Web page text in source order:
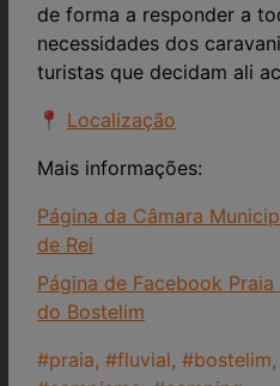
com grande
até serem
Grandes e Pequenas
3 bolachas de tamanho
de forma a responder a
necessidades dos
turistas que decidam ali
📍 Localização
Mais informações:
Página da Câmara
de Rei
Página de Facebook Praia
do Bostelim
#praia, #fluvial,